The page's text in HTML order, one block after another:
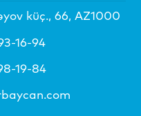
küç., 66, AZ1000
16-94
19-84